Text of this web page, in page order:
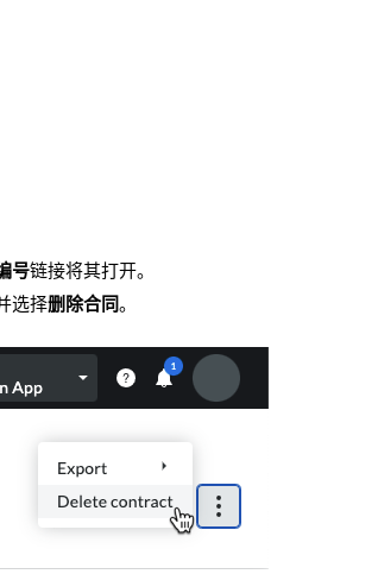
号链接将其打开。
选择删除合同。